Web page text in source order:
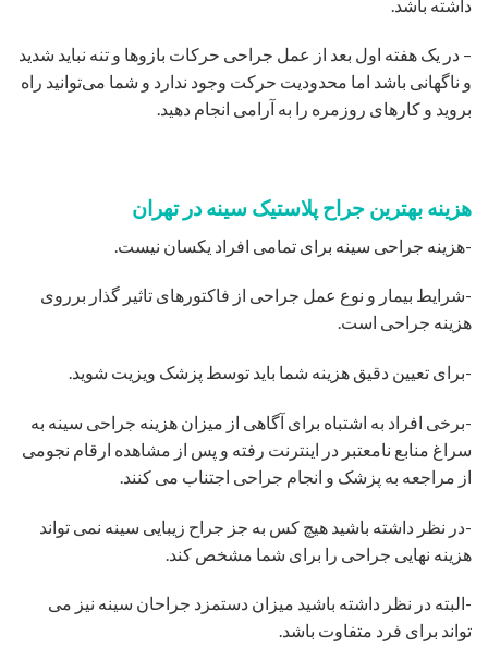
داشته باشد.
– در یک هفته اول بعد از عمل جراحی حرکات بازوها و تنه نباید شدید
و ناگهانی باشد اما محدودیت حرکت وجود ندارد و شما می‌توانید راه
بروید و کارهای روزمره را به آرامی انجام دهید.
هزینه بهترین جراح پلاستیک سینه در تهران
-هزینه جراحی سینه برای تمامی افراد یکسان نیست.
-شرایط بیمار و نوع عمل جراحی از فاکتورهای تاثیر گذار برروی
هزینه جراحی است.
-برای تعیین دقیق هزینه شما باید توسط پزشک ویزیت شوید.
-برخی افراد به اشتباه برای آگاهی از میزان هزینه جراحی سینه به
سراغ منابع نامعتبر در اینترنت رفته و پس از مشاهده ارقام نجومی
از مراجعه به پزشک و انجام جراحی اجتناب می کنند.
-در نظر داشته باشید هیچ کس به جز جراح زیبایی سینه نمی تواند
هزینه نهایی جراحی را برای شما مشخص کند.
-البته در نظر داشته باشید میزان دستمزد جراحان سینه نیز می
تواند برای فرد متفاوت باشد.